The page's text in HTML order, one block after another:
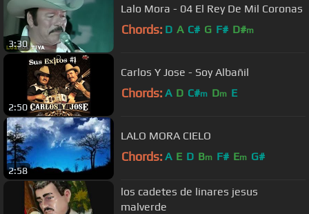
3:30
Lalo Mora - 04 El Rey De Mil Coronas
Chords: D A C# G F# D#m
2:50
Carlos Y Jose - Soy Albañil
Chords: A D C#m Dm E
2:58
LALO MORA CIELO
Chords: A E D Bm F# Em G#
los cadetes de linares jesus
malverde